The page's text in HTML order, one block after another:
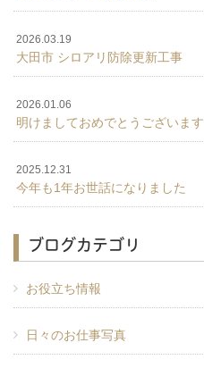
2026.03.19
大田市 シロアリ防除更新工事
2026.01.06
明けましておめでとうございます
2025.12.31
今年も1年お世話になりました
ブログカテゴリ
お役立ち情報
日々のお仕事写真